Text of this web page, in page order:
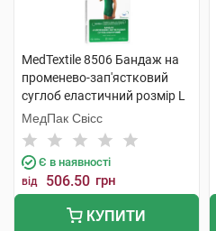
MedTextile 8506 Бандаж на
променево-зап'ястковий
суглоб еластичний розмір L
1 шт
МедПак Свісс
Є в наявності
від 506.50 грн
КУПИТИ